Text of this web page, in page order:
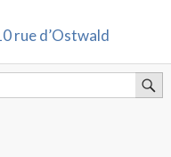
rue d’Ostwald